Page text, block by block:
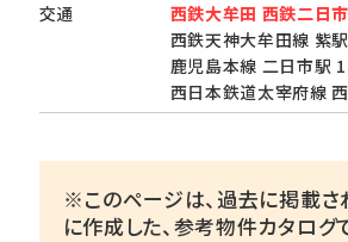
交通
西鉄大牟田 西鉄二日
西鉄天神大牟田線 紫
鹿児島本線 二日市駅
西日本鉄道太宰府線
※このページは、過去に掲載
に作成した、参考物件カタログ